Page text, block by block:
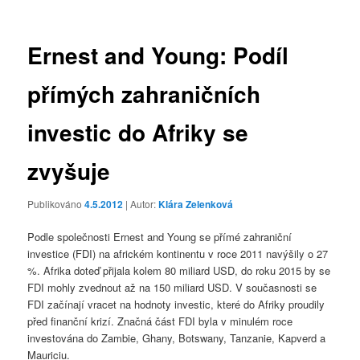
Ernest and Young: Podíl
přímých zahraničních
investic do Afriky se
zvyšuje
Publikováno4.5.2012 | Autor:Klára Zelenková
Podle společnosti Ernest and Young se přímé zahraniční
investice (FDI) na africkém kontinentu v roce 2011 navýšily o 27
%. Afrika doteď přijala kolem 80 miliard USD, do roku 2015 by se
FDI mohly zvednout až na 150 miliard USD. V současnosti se
FDI začínají vracet na hodnoty investic, které do Afriky proudily
před finanční krizí. Značná část FDI byla v minulém roce
investována do Zambie, Ghany, Botswany, Tanzanie, Kapverd a
Mauriciu.